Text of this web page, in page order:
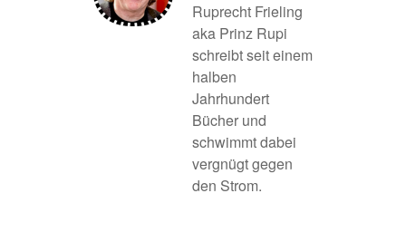
Ruprecht Frieling
aka Prinz Rupi
schreibt seit einem
halben
Jahrhundert
Bücher und
schwimmt dabei
vergnügt gegen
den Strom.